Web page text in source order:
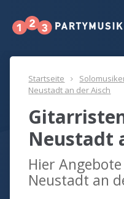
Startseite
Neustadt an der Aisch
Neustadt
Hier
Neustadt an